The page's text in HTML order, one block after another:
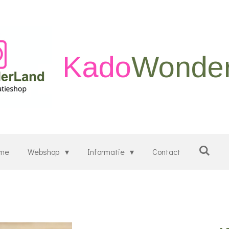
Kado
Webshop Informatie Contact